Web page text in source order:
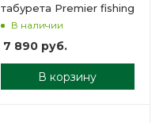
табурета Premier fishing
В наличии
7 890руб.
В корзину